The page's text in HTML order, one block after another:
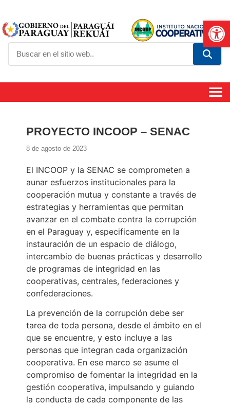
Abrir
PROYECTO INCOOP – SENAC
8 de agosto de 2023
El INCOOP y la SENAC se comprometen a
aunar esfuerzos institucionales para la
cooperación mutua y constante a través de
estrategias y herramientas que permitan
avanzar en el combate contra la corrupción
en el Paraguay y, especificamente en la
instauración de un espacio de diálogo,
intercambio de buenas prácticas y desarrollo
de programas de integridad en las
cooperativas, centrales, federaciones y
confederaciones.
La prevención de la corrupción debe ser
tarea de toda persona, desde el ámbito en el
que se encuentre, y esto incluye a las
personas que integran cada organización
cooperativa. En ese marco se asume el
compromiso de fomentar la integridad en la
gestión cooperativa, impulsando y guiando
la conducta de cada componente de las